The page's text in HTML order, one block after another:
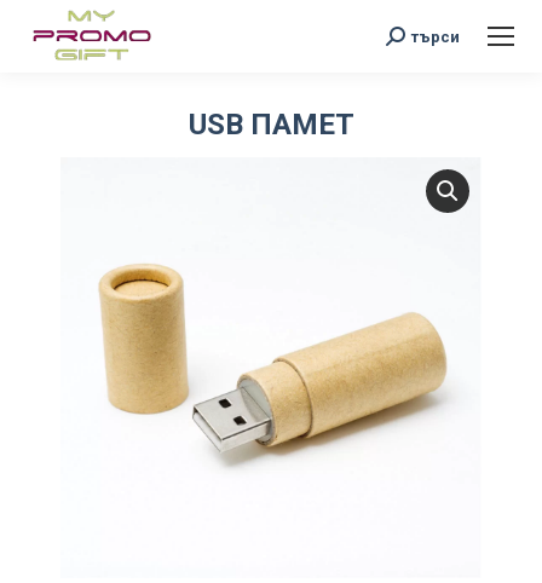
Search:
търси
USB ПАМЕТ